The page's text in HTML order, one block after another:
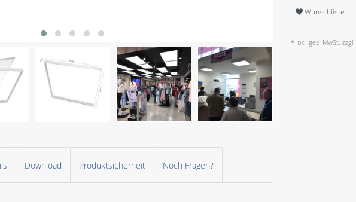
Download Produktsicherheit Noch Fragen?
Wunschliste
* inkl. ges. MwSt. zzgl.